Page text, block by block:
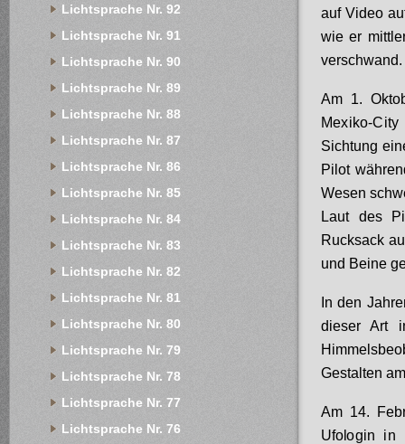
auf Video
wie er
verschwand.
Am 1.
Mexiko-
Sichtung
Pilot
Wesen
Laut des
Rucksack
und Beine
In den
dieser Art
Gestalten
Am 14.
Ufologin in
Lichtsprache Nr. 92
Lichtsprache Nr. 91
Lichtsprache Nr. 90
Lichtsprache Nr. 89
Lichtsprache Nr. 88
Lichtsprache Nr. 87
Lichtsprache Nr. 86
Lichtsprache Nr. 85
Lichtsprache Nr. 84
Lichtsprache Nr. 83
Lichtsprache Nr. 82
Lichtsprache Nr. 81
Lichtsprache Nr. 80
Lichtsprache Nr. 79
Lichtsprache Nr. 78
Lichtsprache Nr. 77
Lichtsprache Nr. 76